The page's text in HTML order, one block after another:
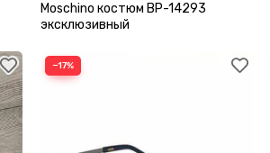
Moschino костюм BP-14293
эксклюзивный
−17%